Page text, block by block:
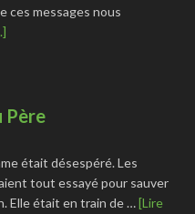
ces messages nous
Père
était désespéré. Les
tout essayé pour sauver
Elle était en train de …[Lire